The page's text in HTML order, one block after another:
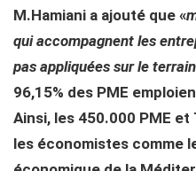
M.Hamiani a ajouté que «
qui accompagnent les
pas appliquées sur le terrain
96,15% des PME
Ainsi, les 450.000 PME
les économistes comme